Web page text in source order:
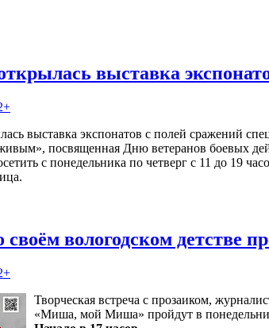
выставка
посвященная Дню ветеранов боевых
с понедельника по четверг с 11 до 19
вологодском детстве
Творческая встреча с прозаиком,
«Миша, мой Миша» пройдут в